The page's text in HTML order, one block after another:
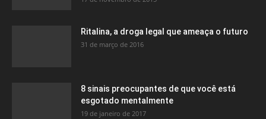
Ritalina, a droga legal que ameaça o futuro
31 de março de 2016
8 sinais preocupantes de que você está
esgotado mentalmente
19 de janeiro de 2017